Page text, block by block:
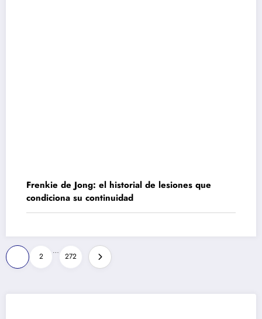
Frenkie de Jong: el historial de lesiones que
condiciona su continuidad
Paginación
de
entradas
2
…
272